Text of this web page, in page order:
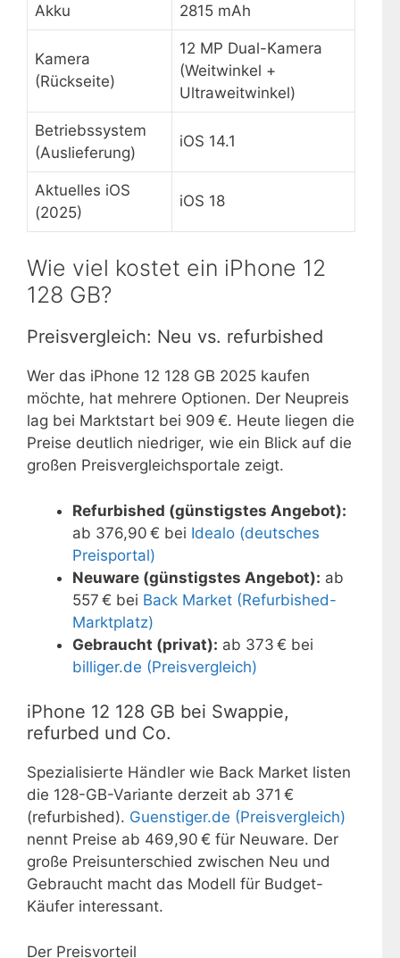
Akku 2815 mAh
Kamera
(Rückseite)
12 MP Dual-Kamera
(Weitwinkel +
Ultraweitwinkel)
Betriebssystem
(Auslieferung)
iOS 14.1
Aktuelles iOS
(2025)
iOS 18
Wie viel kostet ein iPhone 12
128 GB?
Preisvergleich: Neu vs. refurbished
Wer das iPhone 12 128 GB 2025 kaufen
möchte, hat mehrere Optionen. Der Neupreis
lag bei Marktstart bei 909 €. Heute liegen die
Preise deutlich niedriger, wie ein Blick auf die
großen Preisvergleichsportale zeigt.
Refurbished (günstigstes Angebot):
ab 376,90 € bei Idealo (deutsches
Preisportal)
Neuware (günstigstes Angebot): ab
557 € bei Back Market (Refurbished-
Marktplatz)
Gebraucht (privat): ab 373 € bei
billiger.de (Preisvergleich)
iPhone 12 128 GB bei Swappie,
refurbed und Co.
Spezialisierte Händler wie Back Market listen
die 128-GB-Variante derzeit ab 371 €
(refurbished). Guenstiger.de (Preisvergleich)
nennt Preise ab 469,90 € für Neuware. Der
große Preisunterschied zwischen Neu und
Gebraucht macht das Modell für Budget-
Käufer interessant.
Der Preisvorteil